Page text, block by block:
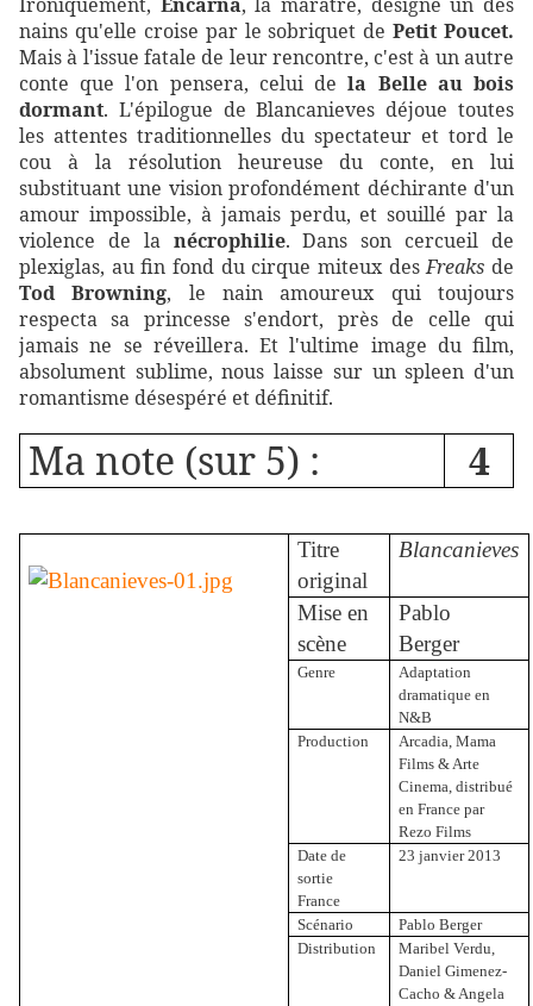
nains qu'elle croise par le sobriquet dePetit Poucet.
Mais à l'issue fatale de leur rencontre, c'est à un autre
conte que l'on pensera, celui dela Belle au bois
dormant. L'épilogue de Blancanieves déjoue toutes
les attentes traditionnelles du spectateur et tord le
cou à la résolution heureuse du conte, en lui
substituant une vision profondément déchirante d'un
amour impossible, à jamais perdu, et souillé par la
violence de la nécrophilie. Dans son cercueil de
plexiglas, au fin fond du cirque miteux desFreaks de
Tod Browning, le nain amoureux qui toujours
respecta sa princesse s'endort, près de celle qui
jamais ne se réveillera. Et l'ultime image du film,
absolument sublime, nous laisse sur un spleen d'un
romantisme désespéré et définitif.
Ma note (sur 5) : 4
Titre
original
Blancanieves
Mise en
scène
Pablo
Berger
Genre
Adaptation
dramatique en
N&B
Production
Arcadia, Mama
Films & Arte
Cinema, distribué
en France par
Rezo Films
Date de
sortie
France
23 janvier 2013
Scénario
Pablo Berger
Distribution
Maribel Verdu,
Daniel Gimenez-
Cacho & Angela